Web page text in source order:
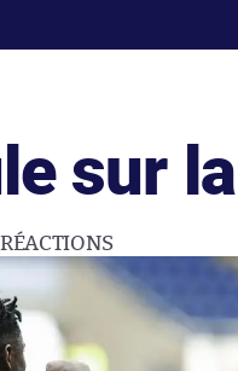
sur
RÉACTIONS